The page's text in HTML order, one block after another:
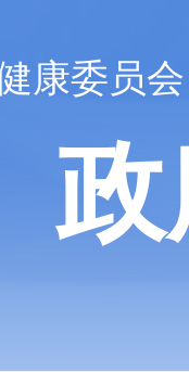
康委员会